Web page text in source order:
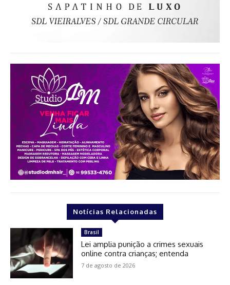
Notícias Relacionadas
Brasil
Lei amplia punição a crimes sexuais
online contra crianças; entenda
7 de agosto de 2026